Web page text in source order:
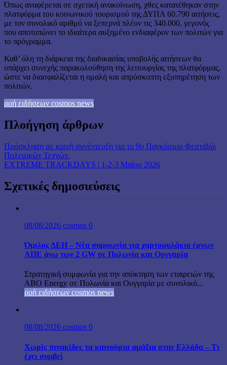
Όπως αναφέρεται σε σχετική ανακοίνωση, χθες κατατέθηκαν στην
πλατφόρμα του κοινωνικού τουρισμού της ΔΥΠΑ 60.790 αιτήσεις,
με τον συνολικό αριθμό να ξεπερνά πλέον τις 340.000, γεγονός
που αποτυπώνει το ιδιαίτερα αυξημένο ενδιαφέρον των πολιτών για
το πρόγραμμα.
Καθ’ όλη τη διάρκεια της διαδικασίας υποβολής αιτήσεων θα
υπάρχει συνεχής παρακολούθηση της λειτουργίας της πλατφόρμας,
ώστε να διασφαλίζεται η ομαλή και απρόσκοπτη εξυπηρέτηση των
πολιτών.
ροή ειδήσεων cosmos news
Πλοήγηση άρθρων
Πρόσκληση σε κοινή συνέντευξη για το 9ο Παγκόσμιο Φεστιβάλ
Πολεμικών Τεχνών.
EXTREME TRACKDAYS | 1-2-3 Μαίου 2026
Σχετικές δημοσιεύσεις
08/08/2026 cosmos 0
Όμιλος ΔΕΗ – Νέα συμφωνία για χαρτοφυλάκιο έργων
ΑΠΕ άνω των 2 GW σε Πολωνία και Ουγγαρία
Στρατηγική συμφωνία για την απόκτηση των εταιρειών της
ABO Energy σε Πολωνία και Ουγγαρία με συνολικό...
ροή ειδήσεων cosmos news
08/08/2026 cosmos 0
Χωρίς πινακίδες τα καινούρια αμάξια στην Ελλάδα – Τι
έχει συμβεί